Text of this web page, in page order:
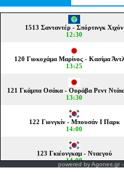
powered byAgones.gr -